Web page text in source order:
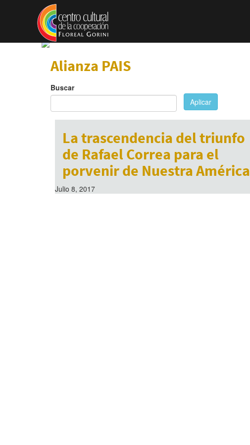
Pasar al contenido principal
Alianza PAIS
Buscar
Aplicar
La trascendencia del triunfo
de Rafael Correa para el
porvenir de Nuestra América
Julio 8, 2017